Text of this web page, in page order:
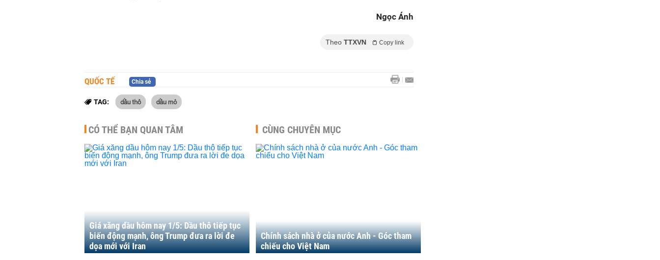
Ngọc Ánh
Theo TTXVN Copy link
QUỐC TẾ Chia sẻ
TAG: dầu thô dầu mỏ
CÓ THỂ BẠN QUAN TÂM
Giá xăng dầu hôm nay 1/5: Dầu thô tiếp tục
biến động mạnh, ông Trump đưa ra lời đe
dọa mới với Iran
CÙNG CHUYÊN MỤC
Chính sách nhà ở của nước Anh - Góc tham
chiếu cho Việt Nam